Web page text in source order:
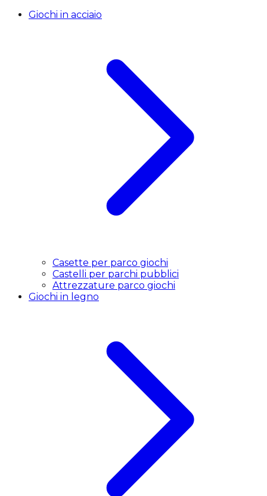
Giochi in acciaio
Casette per parco giochi
Castelli per parchi pubblici
Attrezzature parco giochi
Giochi in legno